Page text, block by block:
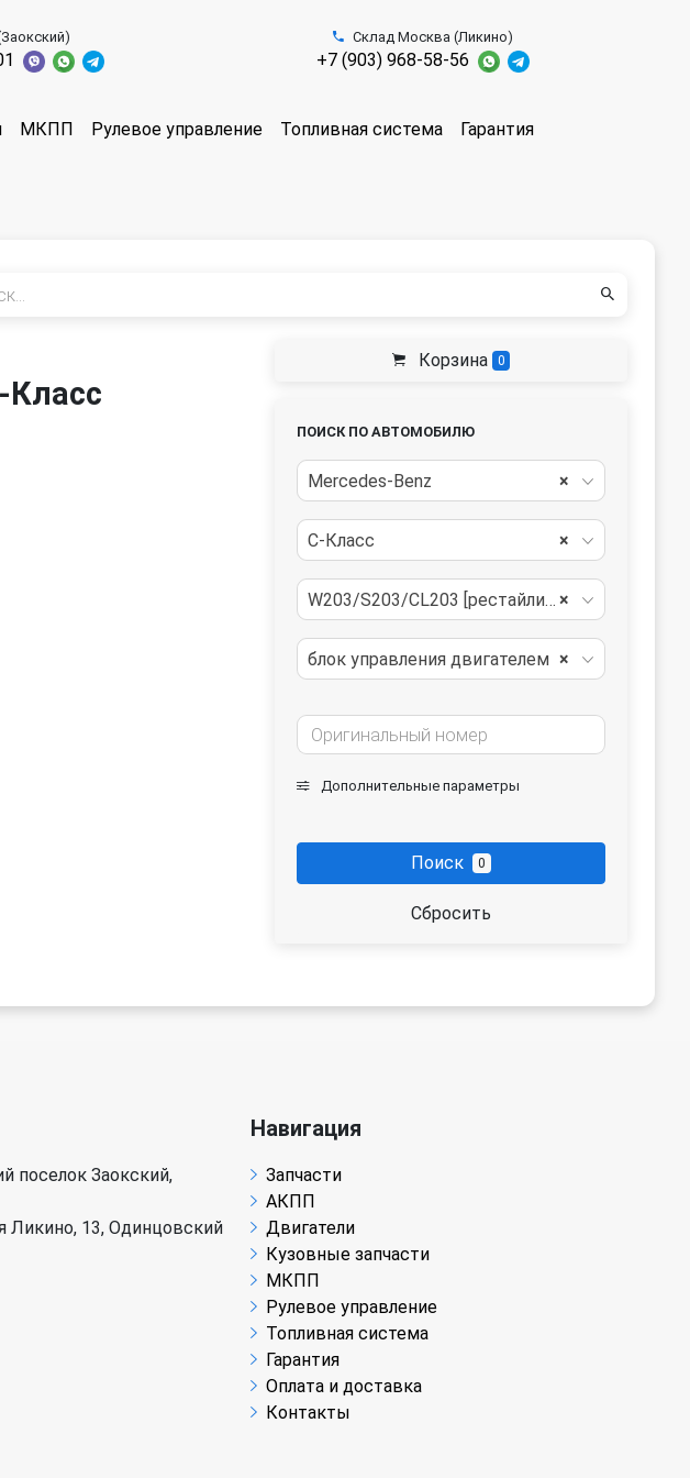
Склад Москва (Ликино)
+7 (903) 968-58-56
МКПП Рулевое управление Топливная система Гарантия
Класс
Корзина 0
ПОИСК ПО АВТОМОБИЛЮ
×
Mercedes-Benz
×
C-Класс
×
W203/S203/CL203 [рестайлинг]
×
блок управления двигателем
Дополнительные параметры
Поиск 0
Сбросить
поселок Заокский,
Ликино, 13, Одинцовский
Навигация
Запчасти
АКПП
Двигатели
Кузовные запчасти
МКПП
Рулевое управление
Топливная система
Гарантия
Оплата и доставка
Контакты